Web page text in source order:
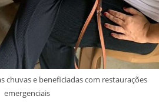
chuvas e beneficiadas com restaurações
emergenciais